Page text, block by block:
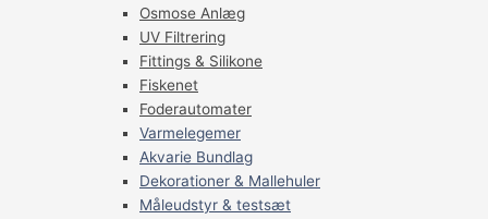
Osmose Anlæg
UV Filtrering
Fittings & Silikone
Fiskenet
Foderautomater
Varmelegemer
Akvarie Bundlag
Dekorationer & Mallehuler
Måleudstyr & testsæt